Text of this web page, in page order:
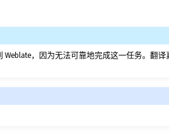
，因为无法可靠地完成这一任务。翻译